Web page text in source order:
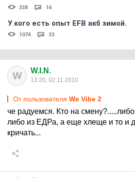
338 16
У кого есть опыт EFB акб зимой.
1074 33
W W.I.N.
13:20, 02.11.2010
От пользователя We Vibe 2
че радуемся. Кто на
либо из ЕДРа, а еще хлеще и то и
кричать...